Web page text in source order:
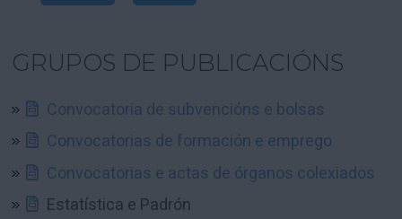
GRUPOS DE PUBLICACIÓNS
Convocatoria de subvencións e bolsas
Convocatorias de formación e emprego
Convocatorias e actas de órganos colexiados
Estatística e Padrón